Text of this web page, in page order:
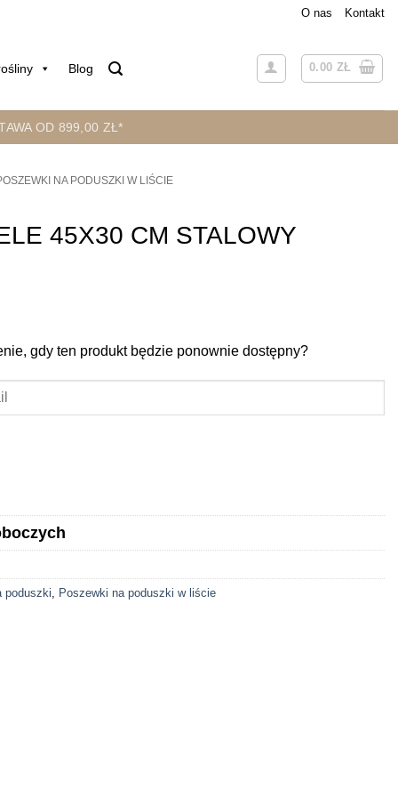
O nas Kontakt
Blog 0.00 ZŁ
OD 899,00 ZŁ*
NA PODUSZKI W LIŚCIE
45X30 CM STALOWY
gdy ten produkt będzie ponownie dostępny?
poduszki, Poszewki na poduszki w liście